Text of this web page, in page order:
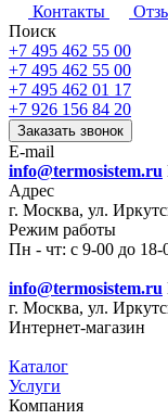
Контакты
Поиск
+7 495 462 55 00
+7 495 462 55 00
+7 495 462 01 17
+7 926 156 84 20
Заказать звонок
E-mail
info@termosistem.ru
Адрес
г. Москва, ул.
Режим работы
Пн - чт: с 9-00 до
info@termosistem.ru
г. Москва, ул.
Интернет-магазин
Каталог
Услуги
Компания